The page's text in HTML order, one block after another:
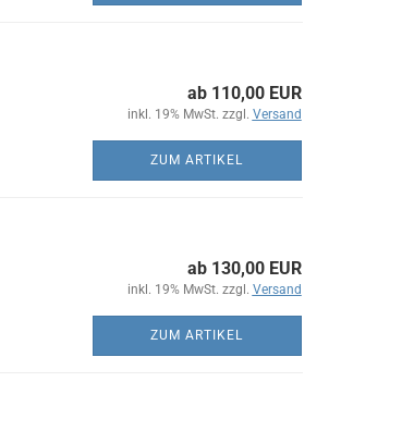
ab 110,00 EUR
inkl. 19% MwSt. zzgl. Versand
ZUM ARTIKEL
ab 130,00 EUR
inkl. 19% MwSt. zzgl. Versand
ZUM ARTIKEL